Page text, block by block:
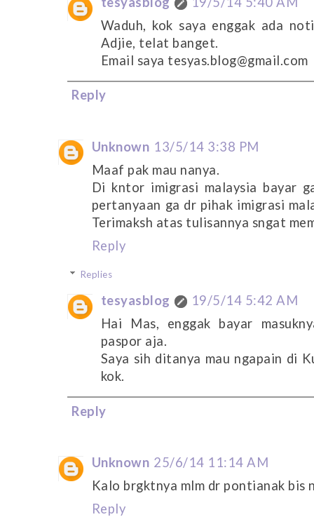
Waduh, kok saya enggak ada
Adjie, telat banget.
Email saya tesyas.blog@gmail.com
Reply
Unknown 13/5/14 3:38 PM
Maaf pak mau nanya.
Di kntor imigrasi malaysia bayar
pertanyaan ga dr pihak imigrasi
Terimaksh atas tulisannya sngat
Reply
Replies
tesyasblog
19/5/14 5:42 AM
Hai Mas, enggak bayar
paspor aja.
Saya sih ditanya mau ngapain di
kok.
Reply
Unknown 25/6/14 11:14 AM
Kalo brgktnya mlm dr pontianak bis
Reply